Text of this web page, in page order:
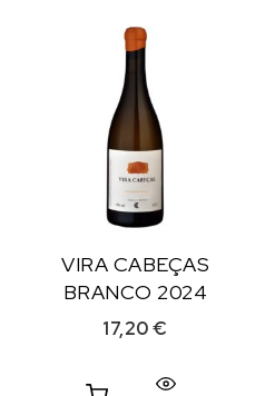
VIRA CABEÇAS
BRANCO 2024
17,20€